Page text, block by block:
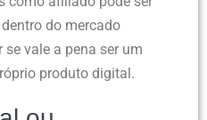
do mercado
vale a pena ser um
produto digital.